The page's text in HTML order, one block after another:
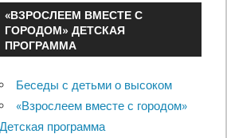
«ВЗРОСЛЕЕМ ВМЕСТЕ С
ГОРОДОМ» ДЕТСКАЯ
ПРОГРАММА
Беседы с детьми о высоком
«Взрослеем вместе с городом»
Детская программа